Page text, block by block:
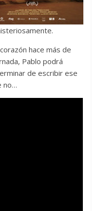
hace más de
Pablo podrá
de escribir ese
no…